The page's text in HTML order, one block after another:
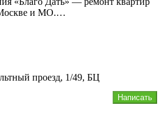
и МО.
Написать
проезд, 1/49, БЦ